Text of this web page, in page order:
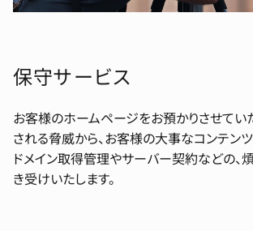
保守サービス
お客様のホームページをお預かりさせてい
される脅威から、お客様の大事なコンテンツ
ドメイン取得管理やサーバー契約などの、
き受けいたします。